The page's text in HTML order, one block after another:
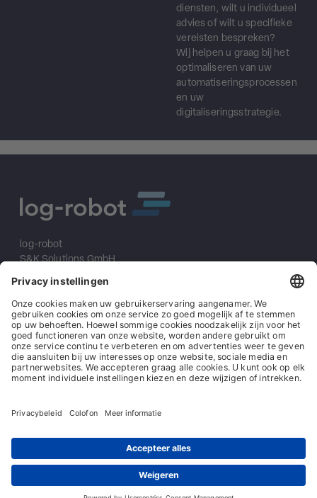
diensten, wilt u individueel
advies of wilt u specifieke
vereisten bespreken?
Wij helpen u graag bij het
optimaliseren van uw
automatiseringsprocessen
en uw
digitaliseringsstrategie.
log-robot
S&K Solutions GmbH
94032 Passau
+49 (0) 851/2009 30 10
info@log-robot.com
Oplossingen
Over ons
Impressum
Algemene inkoopvoorwaarden
© log-robot | Marke der S&K Solutions GmbH